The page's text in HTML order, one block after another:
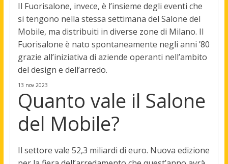
Il Fuorisalone, invece, è l’insieme degli eventi che
si tengono nella stessa settimana del Salone del
Mobile, ma distribuiti in diverse zone di Milano. Il
Fuorisalone è nato spontaneamente negli anni ’80
grazie all’iniziativa di aziende operanti nell’ambito
del design e dell’arredo.
13 nov 2023
Quanto vale il Salone
del Mobile?
Il settore vale 52,3 miliardi di euro. Nuova edizione